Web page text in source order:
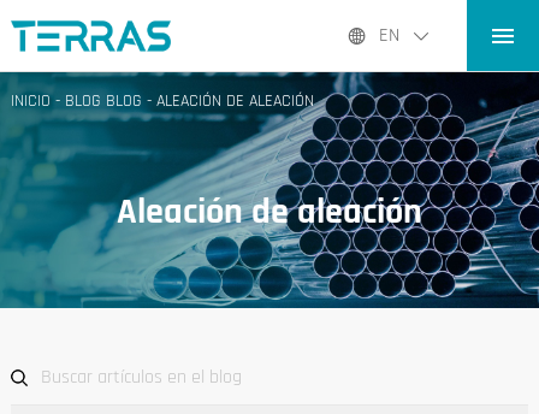
EN
INICIO
PRODUCTOS
APLICACIONES
BLOG BLOG
SOBRE NOSOTROS
CONTACTO CONTACTO
INICIO- BLOG BLOG - ALEACIÓN DE ALEACIÓN
Aleación de aleación